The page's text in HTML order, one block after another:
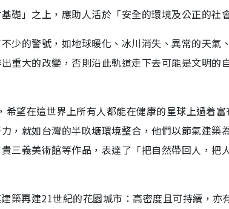
礎」之上，應助人活於「安全的環境及公正的社
少的警號，如地球暖化、冰川消失、異常的天氣
重大的改變，否則沿此軌道走下去可能是文明的
望在這世界上所有人都能在健康的星球上過着富
，就如台灣的半畂塘環境整合，他們以節氣建築
三義美術館等作品，表達了「把自然帶回人，把
築再建21世紀的花園城市：高密度且可持續，亦